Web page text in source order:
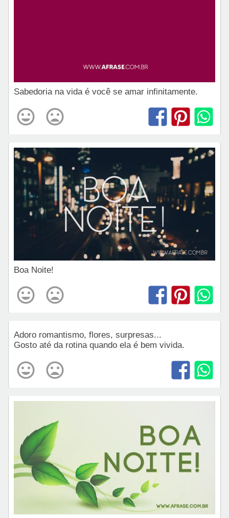
Sabedoria na vida é você se amar infinitamente.
Boa Noite!
Adoro romantismo, flores, surpresas...
Gosto até da rotina quando ela é bem vivida.